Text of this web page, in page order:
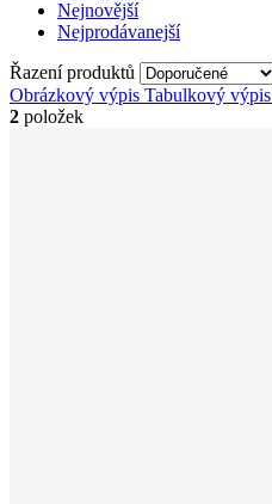
Nejnovější
Nejprodávanejší
Řazení produktů
Obrázkový výpis Tabulkový výpis
2 položek